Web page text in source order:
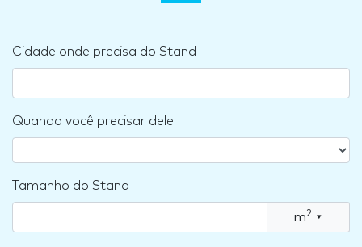
Cidade onde precisa do Stand
Quando você precisar dele
Tamanho do Stand
m2 ▾